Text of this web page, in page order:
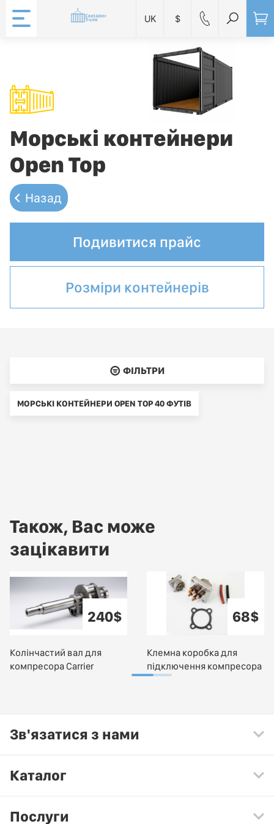
UK $
Морські контейнери
Open Top
Назад
Подивитися прайс
Розміри контейнерів
􀌈 ФІЛЬТРИ
МОРСЬКІ КОНТЕЙНЕРИ OPEN TOP 40 ФУТІВ
Також, Вас може
зацікавити
240$
Колінчастий вал для
компресора Carrier
68$
Клемна коробка для
підключення компресора
Зв'язатися з нами
Каталог
Послуги